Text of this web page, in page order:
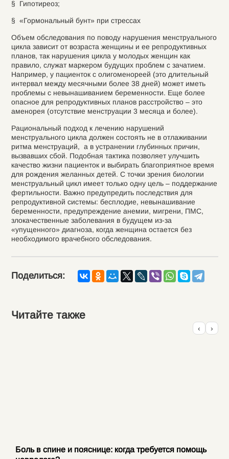
§ Гипотиреоз;
§ «Гормональный бунт» при стрессах
Объем обследования по поводу нарушения менструального
цикла зависит от возраста женщины и ее репродуктивных
планов, так нарушения цикла у молодых женщин как
правило, служат маркером будущих проблем с зачатием.
Например, у пациенток с олигоменореей (это длительный
интервал между месячными более 38 дней) может иметь
проблемы с невынашиванием беременности. Еще более
опасное для репродуктивных планов расстройство – это
аменорея (отсутствие менструации 3 месяца и более).
Рациональный подход к лечению нарушений
менструального цикла должен состоять не в отлаживании
ритма менструаций, а в устранении глубинных причин,
вызвавших сбой. Подобная тактика позволяет улучшить
качество жизни пациенток и выбирать благоприятное время
для рождения желанных детей. С точки зрения биологии
менструальный цикл имеет только одну цель – поддержание
фертильности. Важно предупредить последствия для
репродуктивной системы: бесплодие, невынашивание
беременности, предупреждение анемии, мигрени, ПМС,
злокачественные заболевания в будущем из-за
«упущенного» диагноза, когда женщина остается без
необходимого врачебного обследования.
Поделиться:
Читайте также
Боль в спине и пояснице: когда требуется помощь
‹ ›